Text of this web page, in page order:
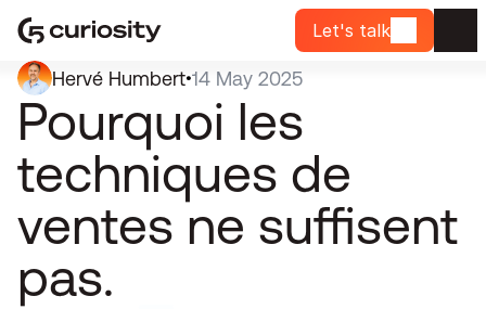
Let's talk
Pourquoi les
techniques de
ventes ne suffisent
pas.
Hervé Humbert•14 May 2025